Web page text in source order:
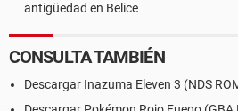
antigüedad en Belice
CONSULTA TAMBIÉN
Descargar Inazuma Eleven 3 (NDS